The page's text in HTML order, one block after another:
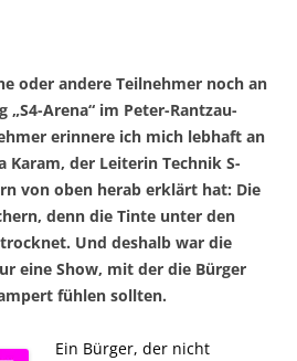
oder andere Teilnehmer noch an
„S4-Arena“ im Peter-Rantzau-
erinnere ich mich lebhaft an
der Leiterin Technik S-
von oben herab erklärt hat: Die
denn die Tinte unter den
Und deshalb war die
eine Show, mit der die Bürger
fühlen sollten.
Ein Bürger, der nicht